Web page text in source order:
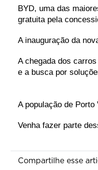
BYD, uma das
gratuita pela
A inauguração da
A chegada dos
e a busca por
A população de
Venha fazer parte
Compartilhe esse